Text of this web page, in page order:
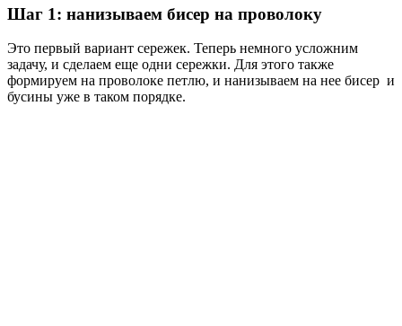
Шаг 1: нанизываем бисер на проволоку
Это первый вариант сережек. Теперь немного усложним
задачу, и сделаем еще одни сережки. Для этого также
формируем на проволоке петлю, и нанизываем на нее бисер и
бусины уже в таком порядке.